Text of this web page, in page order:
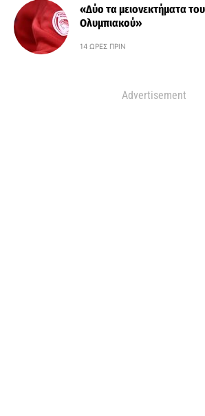
«Δύο τα μειονεκτήματα
Ολυμπιακού»
14 ΏΡΕΣ ΠΡΙΝ
Advertisement